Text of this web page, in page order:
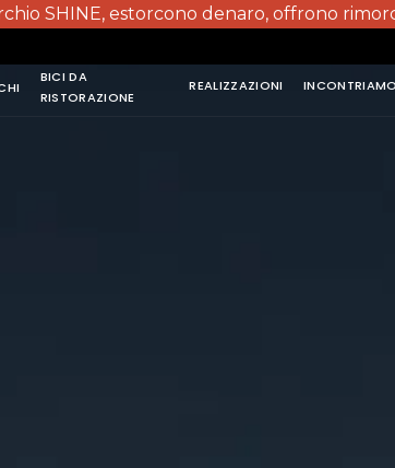
BICI DA
RISTORAZIONE
REALIZZAZIONI
estorcono denaro, offrono rimorchi a